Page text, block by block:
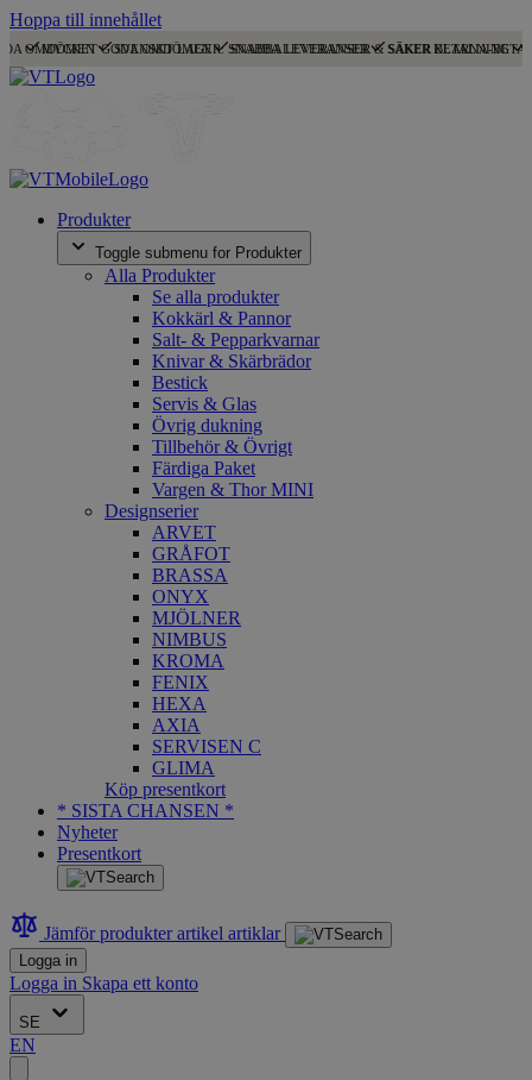
Hoppa till innehållet
OMDÖMEN SVENSKT LAGER: SNABBA LEVERANSER SÄKER KLARNA-
MYCKET GODA OMDÖMEN SNABBA LEVERANSER & SÄKER BETALNING
Produkter
Toggle submenu for Produkter
Alla Produkter
Se alla produkter
Kokkärl & Pannor
Salt- & Pepparkvarnar
Knivar & Skärbrädor
Bestick
Servis & Glas
Övrig dukning
Tillbehör & Övrigt
Färdiga Paket
Vargen & Thor MINI
Designserier
ARVET
GRÅFOT
BRASSA
ONYX
MJÖLNER
NIMBUS
KROMA
FENIX
HEXA
AXIA
SERVISEN C
GLIMA
Köp presentkort
* SISTA CHANSEN *
Nyheter
Presentkort
Jämför produkter artikel artiklar
Logga in
Logga in Skapa ett konto
SE
EN